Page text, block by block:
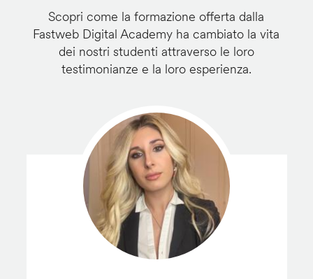
Scopri come la formazione offerta dalla
Fastweb Digital Academy ha cambiato la vita
dei nostri studenti attraverso le loro
testimonianze e la loro esperienza.